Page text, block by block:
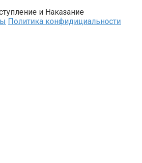
и Наказание
Политика конфидициальности